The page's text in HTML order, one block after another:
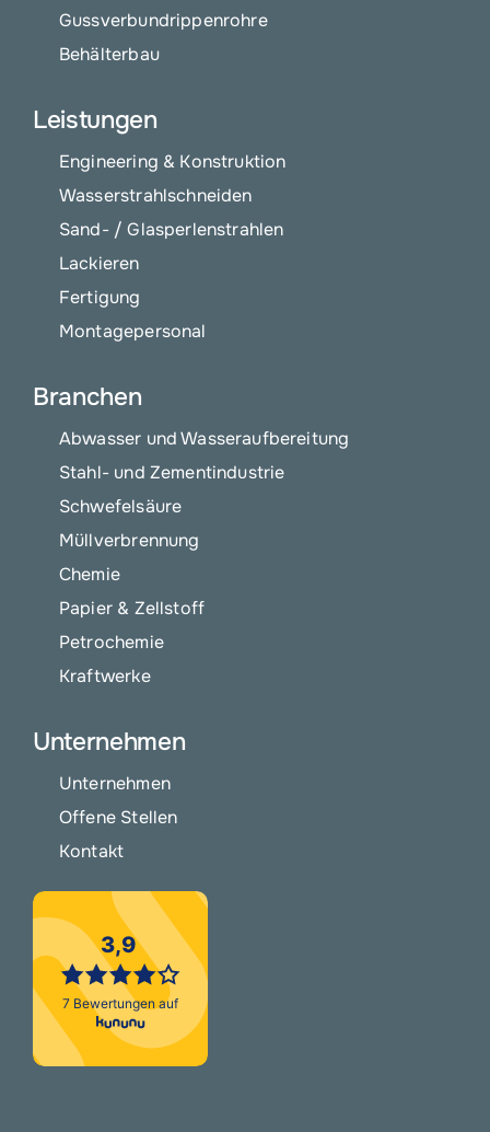
Gussverbundrippenrohre
Behälterbau
Leistungen
Engineering & Konstruktion
Wasserstrahlschneiden
Sand- / Glasperlenstrahlen
Lackieren
Fertigung
Montagepersonal
Branchen
Abwasser und Wasseraufbereitung
Stahl- und Zementindustrie
Schwefelsäure
Müllverbrennung
Chemie
Papier & Zellstoff
Petrochemie
Kraftwerke
Unternehmen
Unternehmen
Offene Stellen
Kontakt